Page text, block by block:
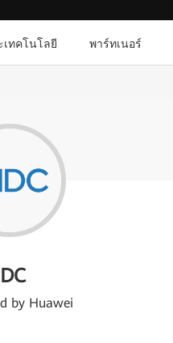
ทคโนโลยี พาร์ทเนอร์
IDC
by Huawei